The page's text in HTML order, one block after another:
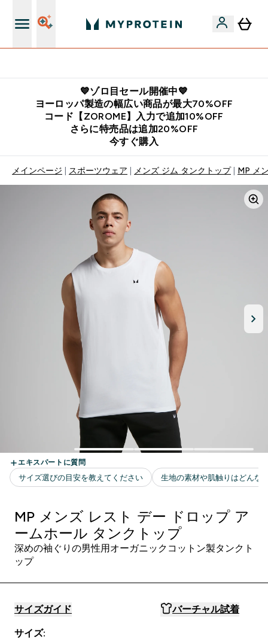
💙ゾロ目セール開催中💙
ヨーロッパ製造の幅広い商品が最大70%OFF
コード【ZOROME】入力で追加10%OFF
さらに特売品は追加20%OFF
今すぐ購入
メインページ スポーツウェア メンズ ジム タンクトップ MP メ
MP メンズ レスト デー ドロップ ア
ームホール タンクトップ
深めの袖ぐりの男性用オーガニックコットン製タンクト
ップ
サイズガイド バーチャル試着
サイズ: